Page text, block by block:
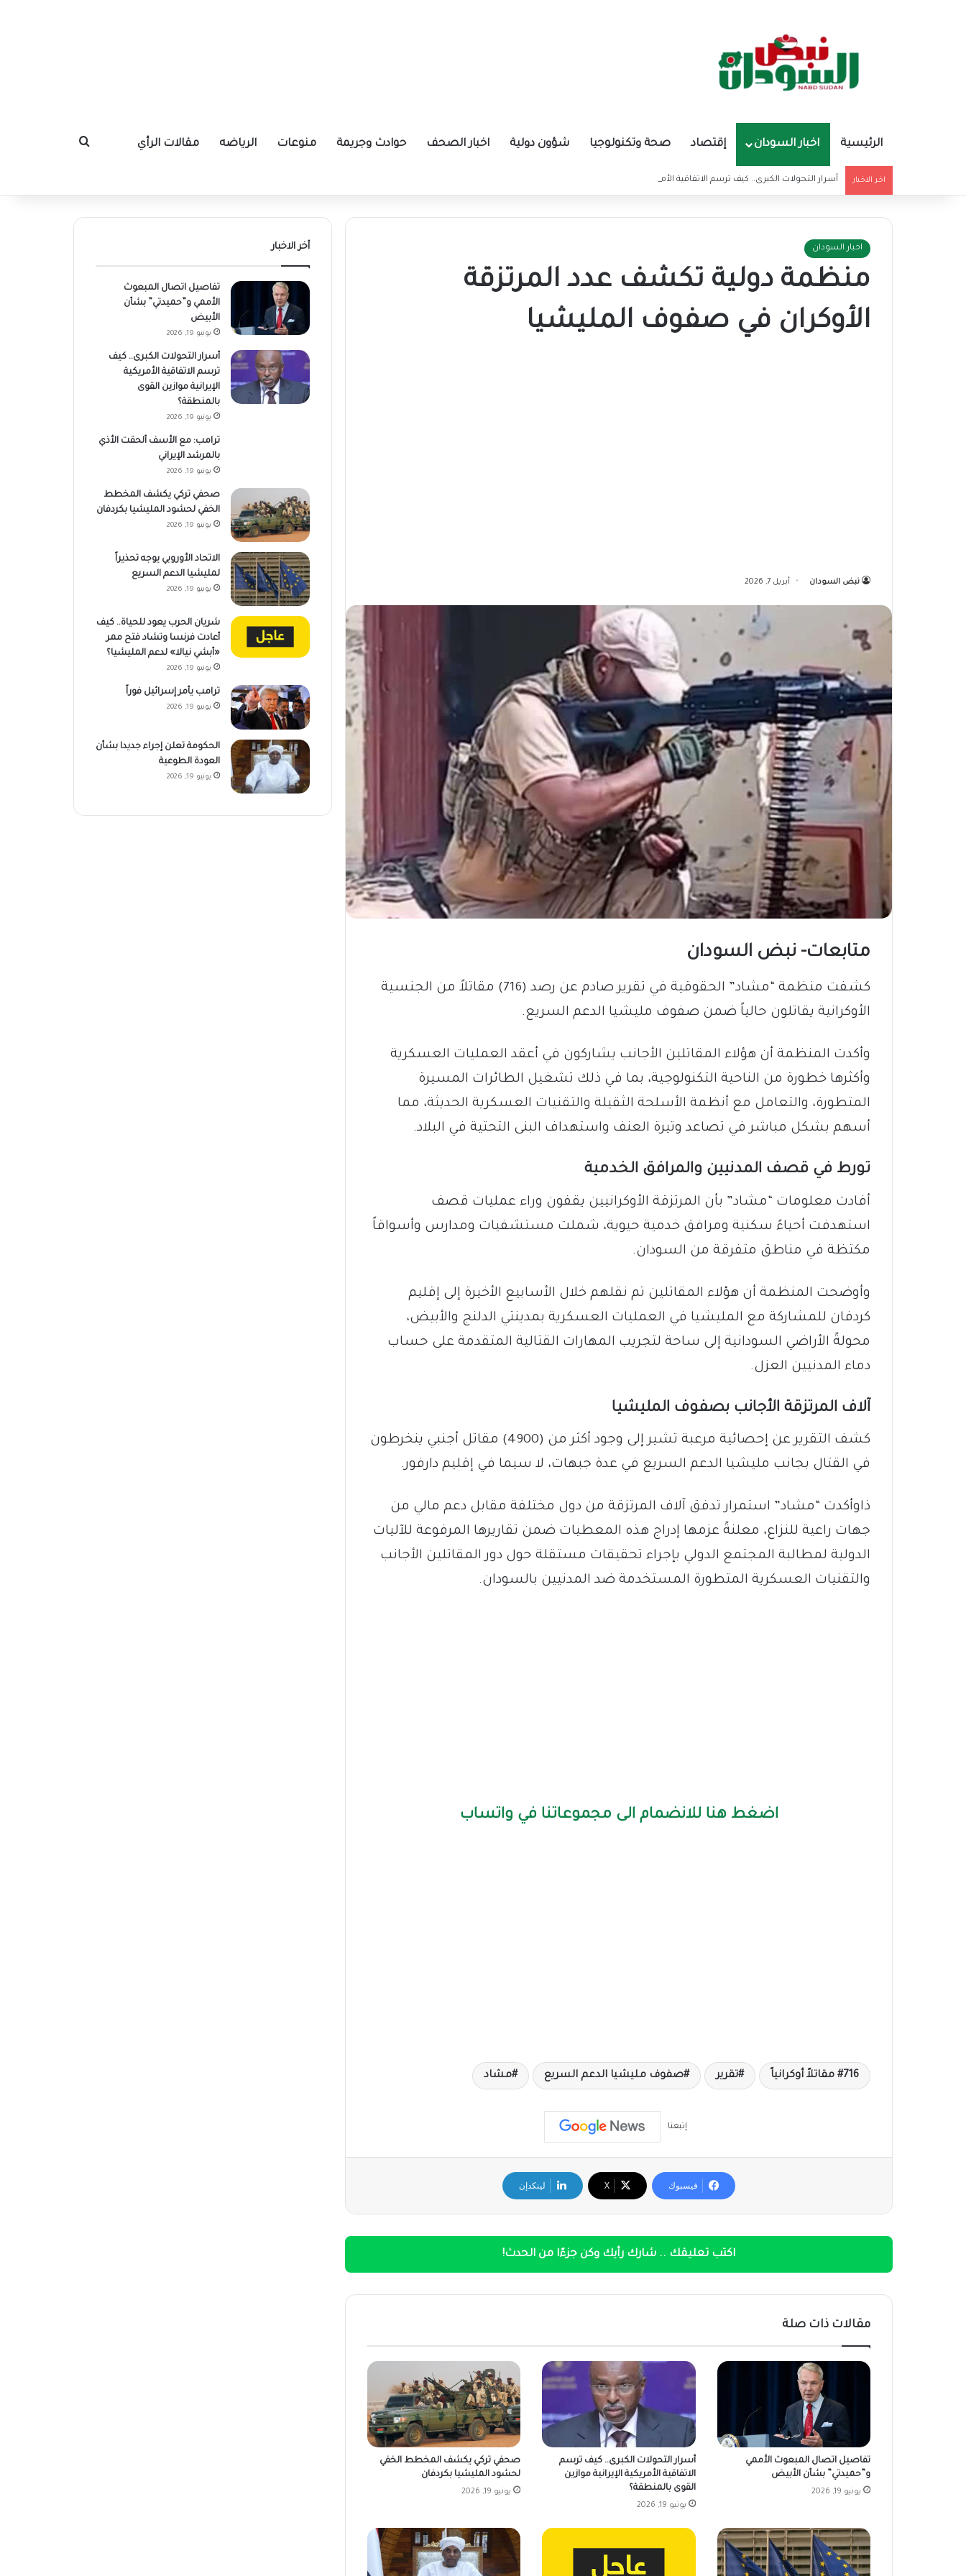
الرئيسية اخبار السودان إقتصاد صحة وتكنولوجيا شؤون دولية اخبار الصحف حوادث وجريمة منوعات الرياضه مقالات الرأي بحث عن
اخر الاخبار أسرار التحولات الكبرى.. كيف ترسم الاتفاقية الأمريكية الإيرانية موازين القوى بالمنطقة؟
اخبار السودان
منظمة دولية تكشف عدد المرتزقة
الأوكران في صفوف المليشيا
نبض السودان أبريل 7, 2026
متابعات- نبض السودان
​كشفت منظمة “مشاد” الحقوقية في تقرير صادم عن رصد (716) مقاتلاً من الجنسية
الأوكرانية يقاتلون حالياً ضمن صفوف مليشيا الدعم السريع.
وأكدت المنظمة أن هؤلاء المقاتلين الأجانب يشاركون في أعقد العمليات العسكرية
وأكثرها خطورة من الناحية التكنولوجية، بما في ذلك تشغيل الطائرات المسيرة
المتطورة، والتعامل مع أنظمة الأسلحة الثقيلة والتقنيات العسكرية الحديثة، مما
أسهم بشكل مباشر في تصاعد وتيرة العنف واستهداف البنى التحتية في البلاد.
​تورط في قصف المدنيين والمرافق الخدمية
​أفادت معلومات “مشاد” بأن المرتزقة الأوكرانيين يقفون وراء عمليات قصف
استهدفت أحياءً سكنية ومرافق خدمية حيوية، شملت مستشفيات ومدارس وأسواقاً
مكتظة في مناطق متفرقة من السودان.
وأوضحت المنظمة أن هؤلاء المقاتلين تم نقلهم خلال الأسابيع الأخيرة إلى إقليم
كردفان للمشاركة مع المليشيا في العمليات العسكرية بمدينتي الدلنج والأبيض،
محولةً الأراضي السودانية إلى ساحة لتجريب المهارات القتالية المتقدمة على حساب
دماء المدنيين العزل.
​آلاف المرتزقة الأجانب بصفوف المليشيا
​كشف التقرير عن إحصائية مرعبة تشير إلى وجود أكثر من (4900) مقاتل أجنبي ينخرطون
في القتال بجانب مليشيا الدعم السريع في عدة جبهات، لا سيما في إقليم دارفور.
ذاوأكدت “مشاد” استمرار تدفق آلاف المرتزقة من دول مختلفة مقابل دعم مالي من
جهات راعية للنزاع، معلنةً عزمها إدراج هذه المعطيات ضمن تقاريرها المرفوعة للآليات
الدولية لمطالبة المجتمع الدولي بإجراء تحقيقات مستقلة حول دور المقاتلين الأجانب
والتقنيات العسكرية المتطورة المستخدمة ضد المدنيين بالسودان.
اضغط هنا للانضمام الى مجموعاتنا في واتساب
716 مقاتلاً أوكرانياً تقرير صفوف مليشيا الدعم السريع مشاد
إتبعنا
فيسبوك ‫X لينكدإن
اكتب تعليقك .. شارك رأيك وكن جزءًا من الحدث!
مقالات ذات صلة
تفاصيل اتصال المبعوث الأممي
و”حميدتي” بشأن الأبيض
يونيو 19, 2026
أسرار التحولات الكبرى.. كيف ترسم
الاتفاقية الأمريكية الإيرانية موازين
القوى بالمنطقة؟
يونيو 19, 2026
صحفي تركي يكشف المخطط الخفي
لحشود المليشيا بكردفان
يونيو 19, 2026
أخر الاخبار
تفاصيل اتصال المبعوث
الأممي و”حميدتي” بشأن
الأبيض
يونيو 19, 2026
أسرار التحولات الكبرى.. كيف
ترسم الاتفاقية الأمريكية
الإيرانية موازين القوى
بالمنطقة؟
يونيو 19, 2026
ترامب: مع الأسف ألحقت الأذي
بالمرشد الإيراني
يونيو 19, 2026
صحفي تركي يكشف المخطط
الخفي لحشود المليشيا بكردفان
يونيو 19, 2026
الاتحاد الأوروبي يوجه تحذيراً
لمليشيا الدعم السريع
يونيو 19, 2026
شريان الحرب يعود للحياة.. كيف
أعادت فرنسا وتشاد فتح ممر
«أبشي نيالا» لدعم المليشيا؟
يونيو 19, 2026
ترامب يأمر إسرائيل فوراً
يونيو 19, 2026
الحكومة تعلن إجراء جديدا بشأن
العودة الطوعية
يونيو 19, 2026